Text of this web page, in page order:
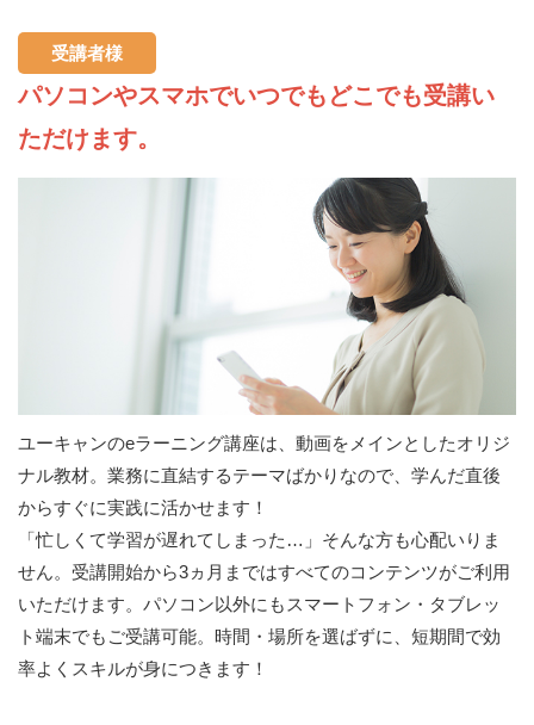
受講者様
パソコンやスマホでいつでもどこでも受講い
ただけます。
ユーキャンのeラーニング講座は、動画をメインとしたオリジ
ナル教材。業務に直結するテーマばかりなので、学んだ直後
からすぐに実践に活かせます！
「忙しくて学習が遅れてしまった…」そんな方も心配いりま
せん。受講開始から3ヵ月まではすべてのコンテンツがご利用
いただけます。パソコン以外にもスマートフォン・タブレッ
ト端末でもご受講可能。時間・場所を選ばずに、短期間で効
率よくスキルが身につきます！